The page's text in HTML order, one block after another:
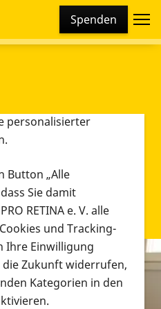
Spenden
Cookies und
Cookies und
personalisierter
Button „Alle
Sie damit
RETINA e. V. alle
und Tracking-
Ihre Einwilligung
Zukunft widerrufen,
Kategorien in den